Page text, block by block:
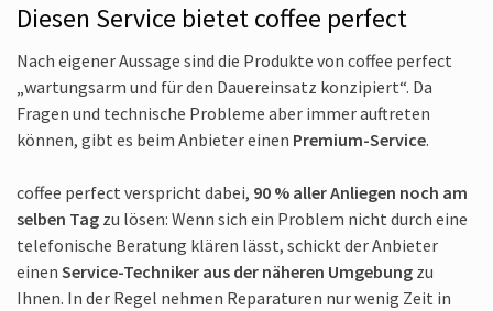
Diesen Service bietet coffee perfect
Nach eigener Aussage sind die Produkte von coffee perfect
„wartungsarm und für den Dauereinsatz konzipiert“. Da
Fragen und technische Probleme aber immer auftreten
können, gibt es beim Anbieter einen Premium-Service.
coffee perfect verspricht dabei, 90 % aller Anliegen noch am
selben Tag zu lösen: Wenn sich ein Problem nicht durch eine
telefonische Beratung klären lässt, schickt der Anbieter
einen Service-Techniker aus der näheren Umgebung zu
Ihnen. In der Regel nehmen Reparaturen nur wenig Zeit in